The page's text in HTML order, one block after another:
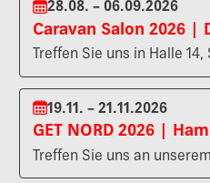
28.08. – 06.09.2026
Caravan Salon 2026 |
Treffen Sie uns in Halle 14,
19.11. – 21.11.2026
GET NORD 2026 |
Treffen Sie uns an